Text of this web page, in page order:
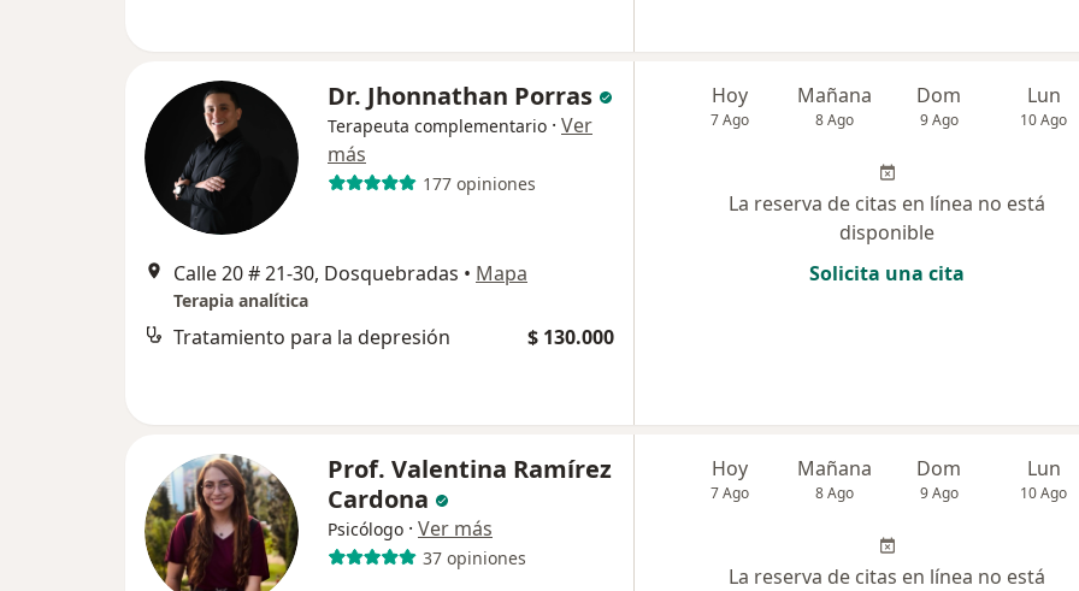
Dr. Jhonnathan Porras
Terapeuta complementario · Ver
más
177 opiniones
Calle 20 # 21-30, Dosquebradas • Mapa
Terapia analítica
Tratamiento para la depresión $ 130.000
Hoy
7 Ago
Mañana
8 Ago
Dom
9 Ago
Lun
10 Ago
La reserva de citas en línea no está
disponible
Solicita una cita
Prof. Valentina Ramírez
Cardona
Psicólogo · Ver más
37 opiniones
Hoy
7 Ago
Mañana
8 Ago
Dom
9 Ago
Lun
10 Ago
La reserva de citas en línea no está